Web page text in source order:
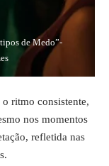
de Medo”-
ritmo consistente,
nos momentos
refletida nas